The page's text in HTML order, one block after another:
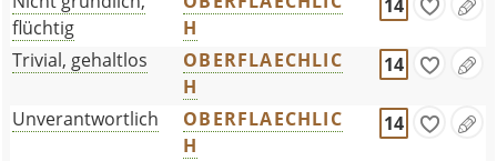
flüchtig
H
14
Trivial, gehaltlos
OBERFLAECHLIC
H
14
Unverantwortlich
OBERFLAECHLIC
H
14